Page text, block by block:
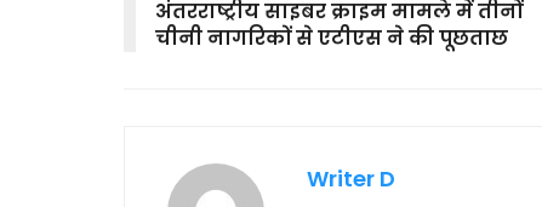
अंतरराष्ट्रीय साइबर क्राइम मामले में तीनों
चीनी नागरिकों से एटीएस ने की पूछताछ
Writer D